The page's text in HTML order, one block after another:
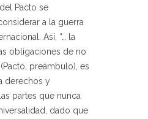
Pacto se
a la guerra
Así, “… la
obligaciones de no
preámbulo), es
derechos y
partes que nunca
dado que